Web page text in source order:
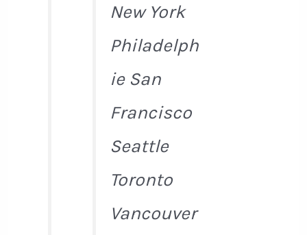
New York
Philadelph
ie San
Francisco
Seattle
Toronto
Vancouver